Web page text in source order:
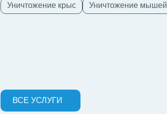
Уничтожение крыс Уничтожение мышей
ВСЕ УСЛУГИ